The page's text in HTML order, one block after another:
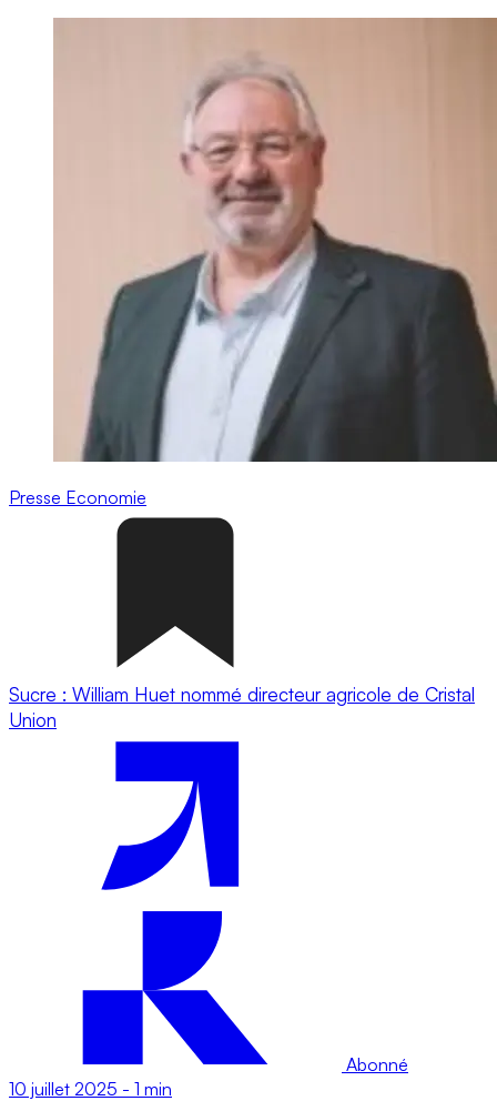
Presse Economie
Sucre : William Huet nommé directeur agricole de Cristal
Union
Abonné
10 juillet 2025 - 1 min